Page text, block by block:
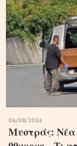
06/08/2026
Μυστράς: Νέα